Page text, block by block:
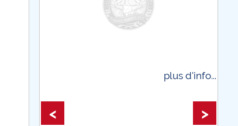
plus d'info...
< >